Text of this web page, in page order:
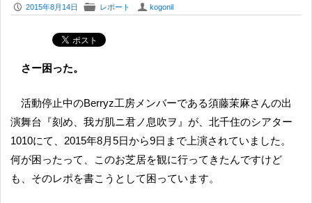
P 2015年8月14日 F レポート U kogonil
さー困った。
活動停止中のBerryz工房メンバーである須藤茉麻さんの出
演舞台『刻め、我ガ肌ニ君ノ息吹ヲ』が、北千住のシアター
1010にて、2015年8月5日から9日まで上演されていました。
何が困ったって、このお芝居を観に行ってきたんですけど
も、そのレポを書こうとして困っています。